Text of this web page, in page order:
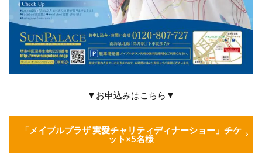
▼お申込みはこちら▼
「メイプルプラザ 実愛チャリティディナーショー」チケ
ット×5名様